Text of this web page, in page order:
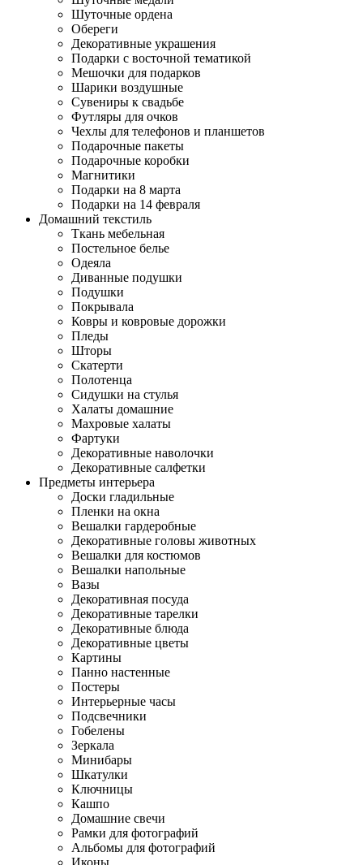
Шуточные ордена
Обереги
Декоративные украшения
Подарки с восточной тематикой
Мешочки для подарков
Шарики воздушные
Сувениры к свадьбе
Футляры для очков
Чехлы для телефонов и планшетов
Подарочные пакеты
Подарочные коробки
Магнитики
Подарки на 8 марта
Подарки на 14 февраля
Домашний текстиль
Ткань мебельная
Постельное белье
Одеяла
Диванные подушки
Подушки
Покрывала
Ковры и ковровые дорожки
Пледы
Шторы
Скатерти
Полотенца
Сидушки на стулья
Халаты домашние
Махровые халаты
Фартуки
Декоративные наволочки
Декоративные салфетки
Предметы интерьера
Доски гладильные
Пленки на окна
Вешалки гардеробные
Декоративные головы животных
Вешалки для костюмов
Вешалки напольные
Вазы
Декоративная посуда
Декоративные тарелки
Декоративные блюда
Декоративные цветы
Картины
Панно настенные
Постеры
Интерьерные часы
Подсвечники
Гобелены
Зеркала
Минибары
Шкатулки
Ключницы
Кашпо
Домашние свечи
Рамки для фотографий
Альбомы для фотографий
Иконы